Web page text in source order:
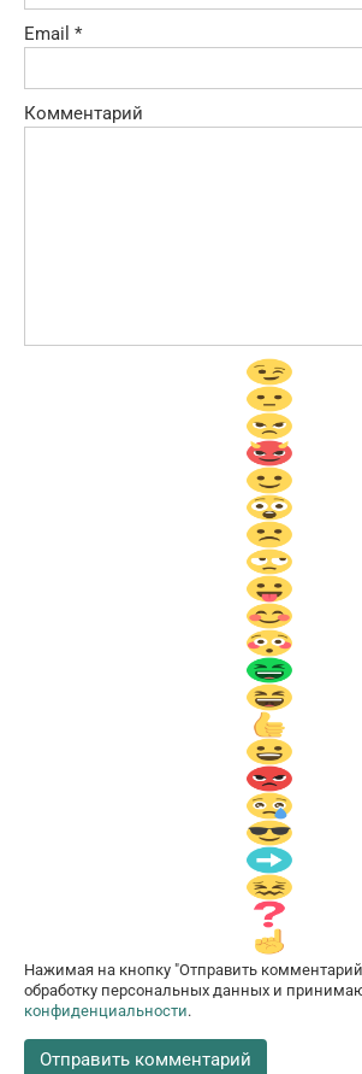
Email *
Комментарий
Нажимая на кнопку "Отправить
обработку персональных данных и
конфиденциальности.